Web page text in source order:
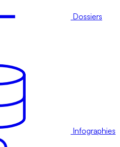
Dossiers
Infographies